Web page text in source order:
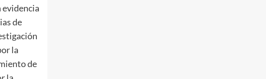
evidencia
de
la
de